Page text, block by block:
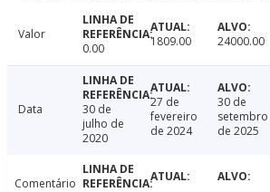
Valor
0.00
1809.00 24000.00
Data
30 de
julho de
2020
27 de
fevereiro
de 2024
30 de
setembro
de 2025
Comentário